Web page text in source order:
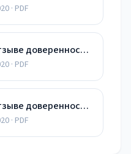
· PDF
Информация об отзыве доверенностей от 25.11.20
· PDF
Информация об отзыве доверенностей от 18.11.20
· PDF